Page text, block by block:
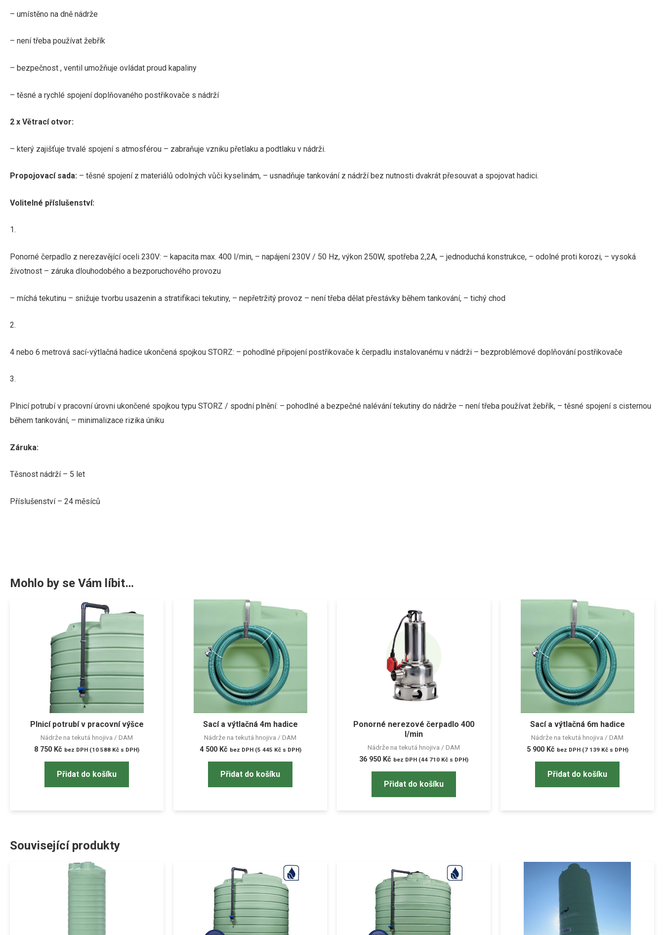
– umístěno na dně nádrže
– není třeba používat žebřík
– bezpečnost , ventil umožňuje ovládat proud kapaliny
– těsné a rychlé spojení doplňovaného postřikovače s nádrží
2 x Větrací otvor:
– který zajišťuje trvalé spojení s atmosférou – zabraňuje vzniku přetlaku a podtlaku v nádrži.
Propojovací sada: – těsné spojení z materiálů odolných vůči kyselinám, – usnadňuje tankování z nádrží bez nutnosti dvakrát přesouvat a spojovat hadici.
Volitelné příslušenství:
1.
Ponorné čerpadlo z nerezavějící oceli 230V: – kapacita max. 400 l/min, – napájení 230V / 50 Hz, výkon 250W, spotřeba 2,2A, – jednoduchá konstrukce, – odolné proti korozi, – vysoká
životnost – záruka dlouhodobého a bezporuchového provozu
– míchá tekutinu – snižuje tvorbu usazenin a stratifikaci tekutiny, – nepřetržitý provoz – není třeba dělat přestávky během tankování, – tichý chod
2.
4 nebo 6 metrová sací-výtlačná hadice ukončená spojkou STORZ: – pohodlné připojení postřikovače k ​​čerpadlu instalovanému v nádrži – bezproblémové doplňování postřikovače
3.
Plnicí potrubí v pracovní úrovni ukončené spojkou typu STORZ / spodní plnění: – pohodlné a bezpečné nalévání tekutiny do nádrže – není třeba používat žebřík, – těsné spojení s cisternou
během tankování, – minimalizace rizika úniku
Záruka:
Těsnost nádrží – 5 let
Příslušenství – 24 měsíců
Mohlo by se Vám líbit…
Plnicí potrubí v pracovní výšce
Nádrže na tekutá hnojiva / DAM
8 750 Kč bez DPH (10 588 Kč s DPH)
Přidat do košíku
Sací a výtlačná 4m hadice
Nádrže na tekutá hnojiva / DAM
4 500 Kč bez DPH (5 445 Kčs DPH)
Přidat do košíku
Ponorné nerezové čerpadlo 400
l/min
Nádrže na tekutá hnojiva / DAM
36 950 Kč bez DPH (44 710 Kč s DPH)
Přidat do košíku
Sací a výtlačná 6m hadice
Nádrže na tekutá hnojiva / DAM
5 900 Kč bez DPH (7 139 Kčs DPH)
Přidat do košíku
Související produkty